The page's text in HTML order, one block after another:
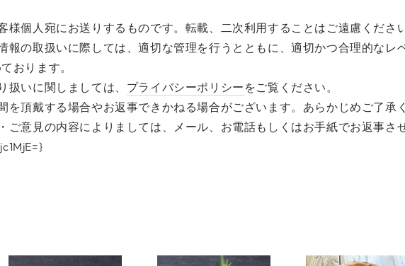
様個人宛にお送りするものです。転載、二次利用することはご遠慮ください
報の取扱いに際しては、適切な管理を行うとともに、適切かつ合理的なレ
おります。
扱いに関しましては、 プライバシーポリシー をご覧ください。
を頂戴する場合やお返事できかねる場合がございます。あらかじめご了承
ご意見の内容によりましては、メール、お電話もしくはお手紙でお返事さ